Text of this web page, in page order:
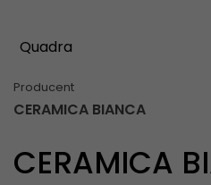
Quadra
Producent
CERAMICA BIANCA
CERAMICA